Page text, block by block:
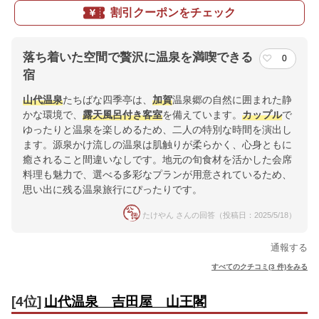
割引クーポンをチェック
落ち着いた空間で贅沢に温泉を満喫できる
宿
0
山代温泉たちばな四季亭は、 加賀温泉郷の自然に囲まれた静
かな環境で、 露天風呂付き客室を備えています。 カップルで
ゆったりと温泉を楽しめるため、二人の特別な時間を演出し
ます。源泉かけ流しの温泉は肌触りが柔らかく、心身ともに
癒されること間違いなしです。地元の旬食材を活かした会席
料理も魅力で、選べる多彩なプランが用意されているため、
思い出に残る温泉旅行にぴったりです。
たけやん さんの回答（投稿日：2025/5/18）
通報する
すべてのクチコミ(3 件)をみる
[4位] 山代温泉 吉田屋 山王閣